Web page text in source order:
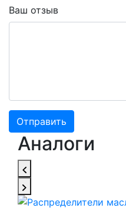
Ваш отзыв
Аналоги